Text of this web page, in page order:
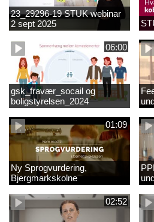
23_29296-19 STUK webinar
2 sept 2025
1889337_1_1.MP4
06:00
gsk_fravær_socail og
boligstyrelsen_2024
01:09
Ny Sprogvurdering,
Bjergmarkskolne
02:52